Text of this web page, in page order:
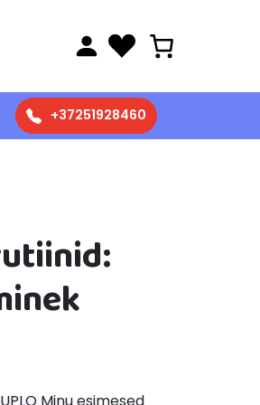
+37251928460